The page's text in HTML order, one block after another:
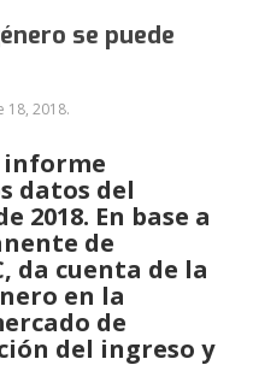
se puede
18, 2018.
informe
datos del
2018. En base a
de
da cuenta de la
en la
de
del ingreso y